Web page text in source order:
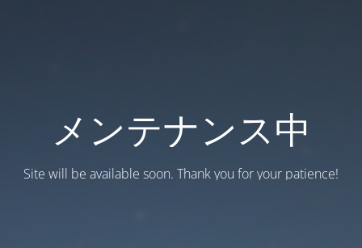
メンテナンス中
Site will be available soon. Thank you for your patience!